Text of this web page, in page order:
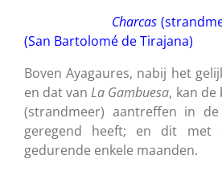
Charcas
(San Bartolomé de Tirajana)
Boven Ayagaures, nabij het
en dat vanLa Gambuesa, kan
(strandmeer) aantreffen in
geregend heeft; en dit met
gedurende enkele maanden.